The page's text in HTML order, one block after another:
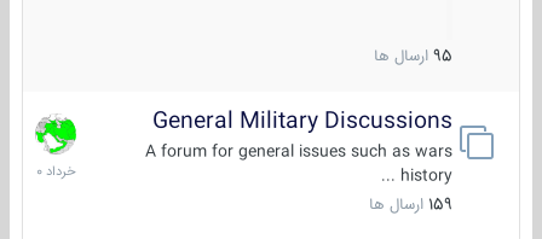
95 ارسال ها
General Military Discussions
A forum for general issues such as wars
history ...
159 ارسال ها
10
خرداد
1400